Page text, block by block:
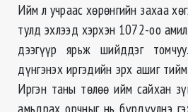
Ийм л учраас хөрөнгийн захаа
тулд эхлээд хэрхэн 1072-оо
дээгүүр ярьж шийддэг
дүнгэнэх иргэдийн эрх ашиг
Иргэн таны төлөө ийм сайхан
амьдрах орчныг нь бүрдүүлнэ